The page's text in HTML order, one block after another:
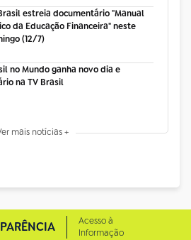
estreia documentário "Manual
da Educação Financeira" neste
(12/7)
no Mundo ganha novo dia e
na TV Brasil
mais notícias +
Acesso à
Informação